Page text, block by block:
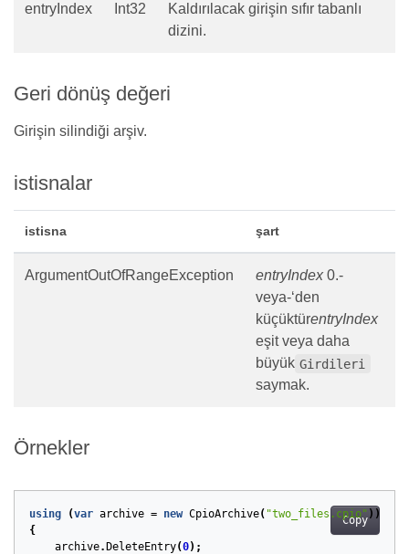
entryIndex Int32
Kaldırılacak girişin sıfır tabanlı
dizini.
Geri dönüş değeri
Girişin silindiği arşiv.
istisnalar
istisna şart
ArgumentOutOfRangeException entryIndex 0.-
veya-‘den
küçüktürentryIndex
eşit veya daha
büyük Girdileri
saymak.
Örnekler
Copy
using (var archive = new CpioArchive( "two_files.cpio" ))
{
archive.DeleteEntry(0);